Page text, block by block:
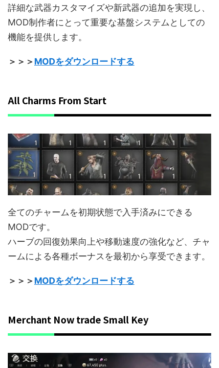
詳細な武器カスタマイズや新武器の追加を実現し、
MOD制作者にとって重要な基盤システムとしての
機能を提供します。
＞＞＞MODをダウンロードする
All Charms From Start
全てのチャームを初期状態で入手済みにできる
MODです。
ハーブの回復効果向上や移動速度の強化など、チャ
ームによる各種ボーナスを最初から享受できます。
＞＞＞MODをダウンロードする
Merchant Now trade Small Key